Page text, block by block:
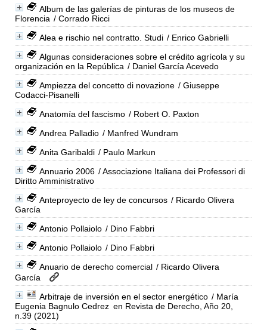
Album de las galerías de pinturas de los museos de
Florencia / Corrado Ricci
Alea e rischio nel contratto. Studi / Enrico Gabrielli
Algunas consideraciones sobre el crédito agrícola y su
organización en la República / Daniel García Acevedo
Ampiezza del concetto di novazione / Giuseppe
Codacci-Pisanelli
Anatomía del fascismo / Robert O. Paxton
Andrea Palladio / Manfred Wundram
Anita Garibaldi / Paulo Markun
Annuario 2006 / Associazione Italiana dei Professori di
Diritto Amministrativo
Anteproyecto de ley de concursos / Ricardo Olivera
García
Antonio Pollaiolo / Dino Fabbri
Antonio Pollaiolo / Dino Fabbri
Anuario de derecho comercial / Ricardo Olivera
García
Arbitraje de inversión en el sector energético / María
Eugenia Bagnulo Cedrez en Revista de Derecho, Año 20,
n.39 (2021)